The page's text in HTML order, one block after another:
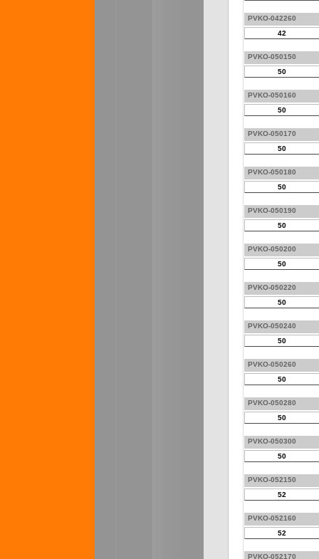
PVKO-042260
42
PVKO-050150
50
PVKO-050160
50
PVKO-050170
50
PVKO-050180
50
PVKO-050190
50
PVKO-050200
50
PVKO-050220
50
PVKO-050240
50
PVKO-050260
50
PVKO-050280
50
PVKO-050300
50
PVKO-052150
52
PVKO-052160
52
PVKO-052170